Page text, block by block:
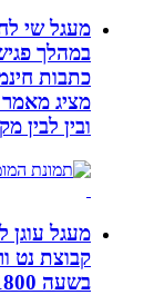
מעגל שי לחגים
במהלך פגישות
כתבות
מציג מאמר
ובין לבין מקדם
מעגל עוגן
קבוצת נט
בשעה 1800